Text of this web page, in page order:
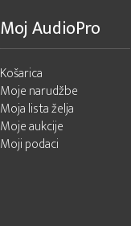
Moj AudioPro
Košarica
Moje narudžbe
Moja lista želja
Moje aukcije
Moji podaci